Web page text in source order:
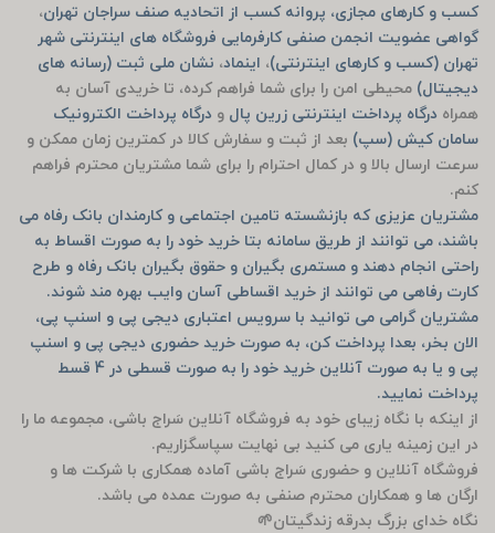
کسب و کارهای مجازی، پروانه کسب از اتحادیه صنف سراجان تهران،
گواهی عضویت انجمن صنفی کارفرمایی فروشگاه های اینترنتی شهر
تهران (کسب و کارهای اینترنتی)، اینماد، نشان ملی ثبت (رسانه های
دیجیتال) محیطی امن را برای شما فراهم کرده، تا خریدی آسان به
همراه درگاه پرداخت اینترنتی زرین پال و درگاه پرداخت الکترونیک
سامان کیش (سپ) بعد از ثبت و سفارش کالا در کمترین زمان ممکن و
سرعت ارسال بالا و در کمال احترام را برای شما مشتریان محترم فراهم
کنم.
مشتریان عزیزی که بازنشسته تامین اجتماعی و کارمندان بانک رفاه می
باشند، می توانند از طریق سامانه بتا خرید خود را به صورت اقساط به
راحتی انجام دهند و مستمری بگیران و حقوق بگیران بانک رفاه و طرح
کارت رفاهی می توانند از خرید اقساطی آسان وایب بهره مند شوند.
مشتریان گرامی می توانید با سرویس اعتباری دیجی پی و اسنپ پی،
الان بخر، بعدا پرداخت کن، به صورت خرید حضوری دیجی پی و اسنپ
پی و یا به صورت آنلاین خرید خود را به صورت قسطی در 4 قسط
پرداخت نمایید.
از اینکه با نگاه زیبای خود به فروشگاه آنلاین سَراج باشی، مجموعه ما را
در این زمینه یاری می کنید بی نهایت سپاسگزاریم.
فروشگاه آنلاین و حضوری سَراج باشی آماده همکاری با شرکت ها و
ارگان ها و همکاران محترم صنفی به صورت عمده می باشد.
نگاه خدای بزرگ بدرقه زندگیتان🌱